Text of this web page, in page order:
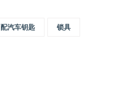
配汽车钥匙 锁具